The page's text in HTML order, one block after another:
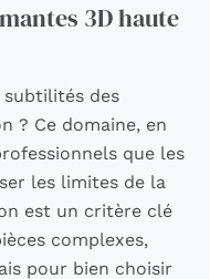
3D haute
subtilités des
? Ce domaine, en
que les
les limites de la
est un critère clé
complexes,
pour bien choisir